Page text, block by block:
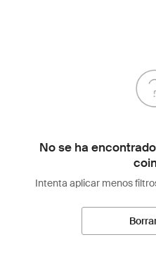
No se ha
Intenta aplicar menos